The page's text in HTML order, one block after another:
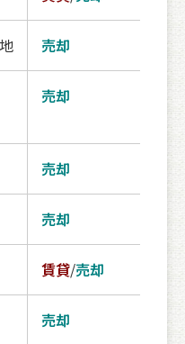
売却
売却
売却
売却
賃貸/売却
売却